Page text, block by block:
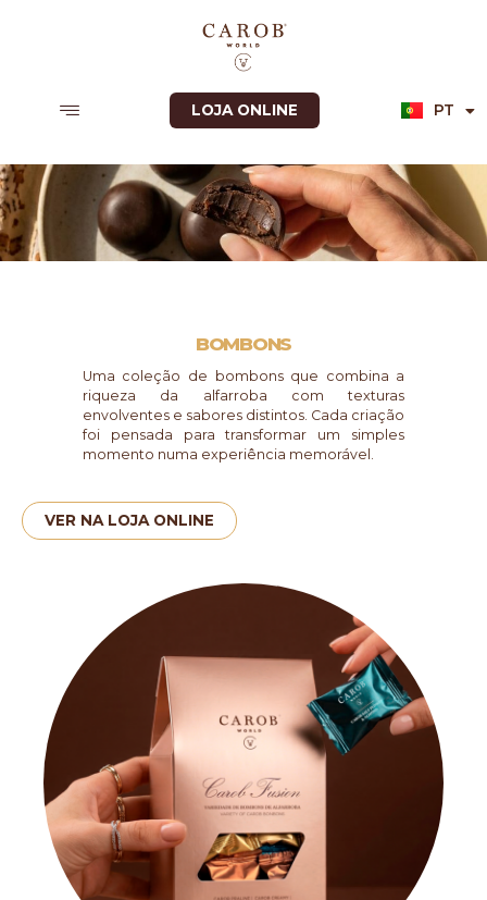
LOJA ONLINE PT
EN
BOMBONS​
Uma coleção de bombons que combina a
riqueza da alfarroba com texturas
envolventes e sabores distintos. Cada criação
foi pensada para transformar um simples
momento numa experiência memorável.
VER NA LOJA ONLINE